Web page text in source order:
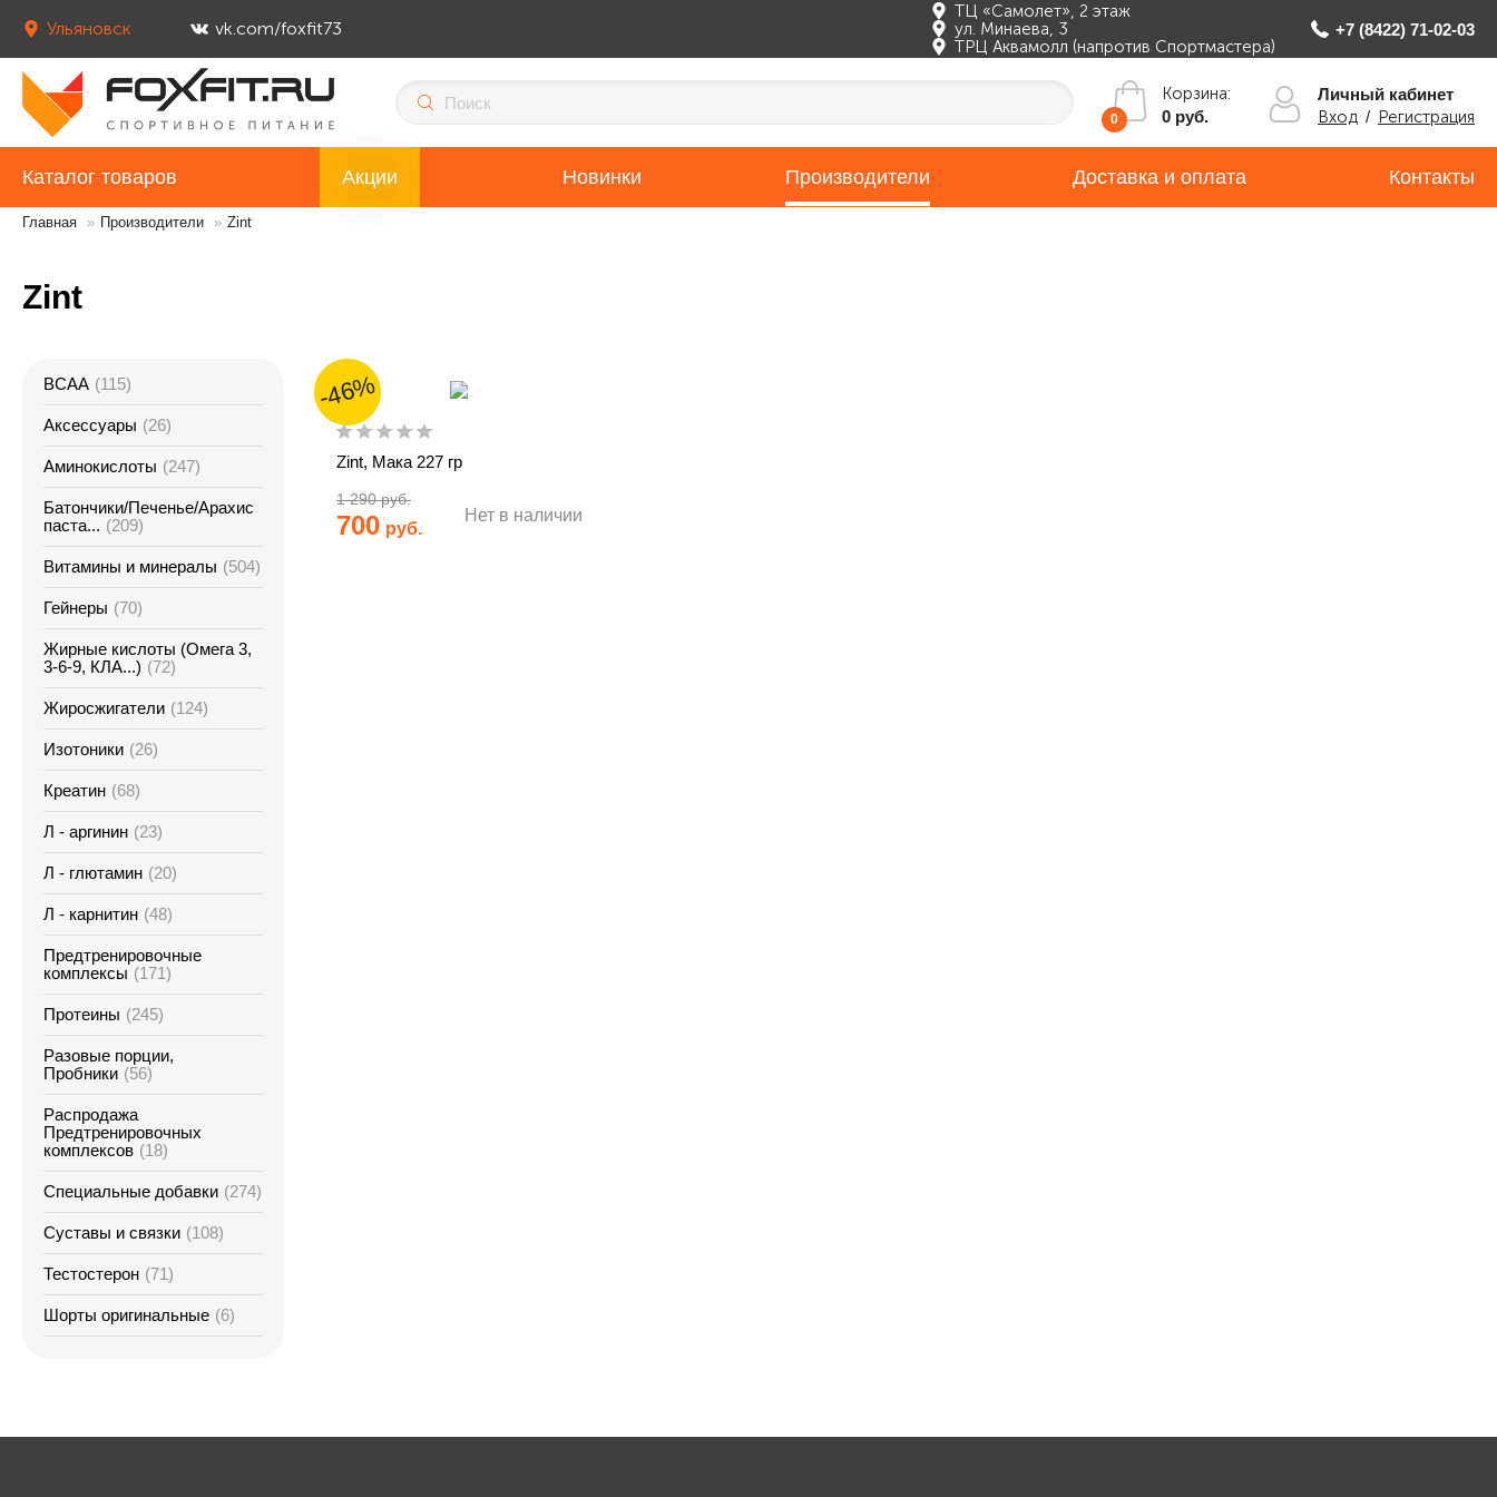
Ульяновск vk.com/foxfit73
ТЦ «Самолет», 2 этаж
ул. Минаева, 3
ТРЦ Аквамолл (напротив Спортмастера)
+7 (8422) 71-02-03
0
Корзина:
0 руб.
Личный кабинет
Вход / Регистрация
Каталог товаров Акции Новинки Производители Доставка и оплата Контакты
Главная » Производители » Zint
Zint
BCAA (115)
Аксессуары (26)
Аминокислоты (247)
Батончики/Печенье/Арахис
паста... (209)
Витамины и минералы (504)
Гейнеры (70)
Жирные кислоты (Омега 3,
3-6-9, КЛА...) (72)
Жиросжигатели (124)
Изотоники (26)
Креатин (68)
Л - аргинин (23)
Л - глютамин (20)
Л - карнитин (48)
Предтренировочные
комплексы (171)
Протеины (245)
Разовые порции,
Пробники (56)
Распродажа
Предтренировочных
комплексов (18)
Специальные добавки (274)
Суставы и связки (108)
Тестостерон (71)
Шорты оригинальные (6)
Zint, Мака 227 гр
1 290 руб.
700 руб.
Нет в наличии
-46%